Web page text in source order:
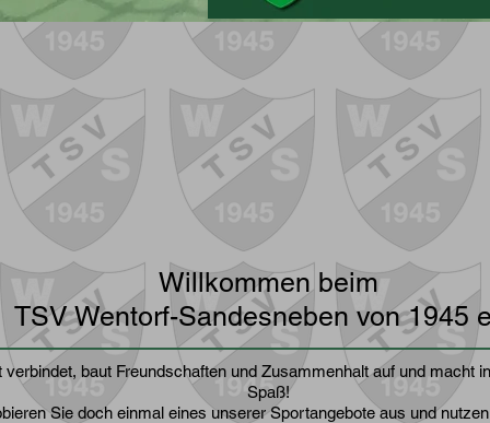
Willkommen beim
TSV Wentorf-Sandesneben von 1945
verbindet, baut Freundschaften und Zusammenhalt auf und macht
Spaß!
Sie doch einmal eines unserer Sportangebote aus und